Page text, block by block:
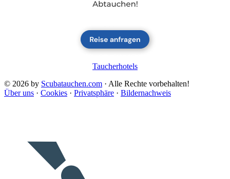
Taucherhotels
© 2026 by Scubatauchen.com · Alle Rechte vorbehalten!
Über uns · Cookies · Privatsphäre · Bildernachweis